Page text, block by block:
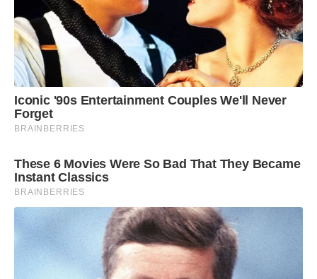
Iconic '90s Entertainment Couples We'll Never
Forget
BRAINBERRIES
These 6 Movies Were So Bad That They Became
Instant Classics
BRAINBERRIES